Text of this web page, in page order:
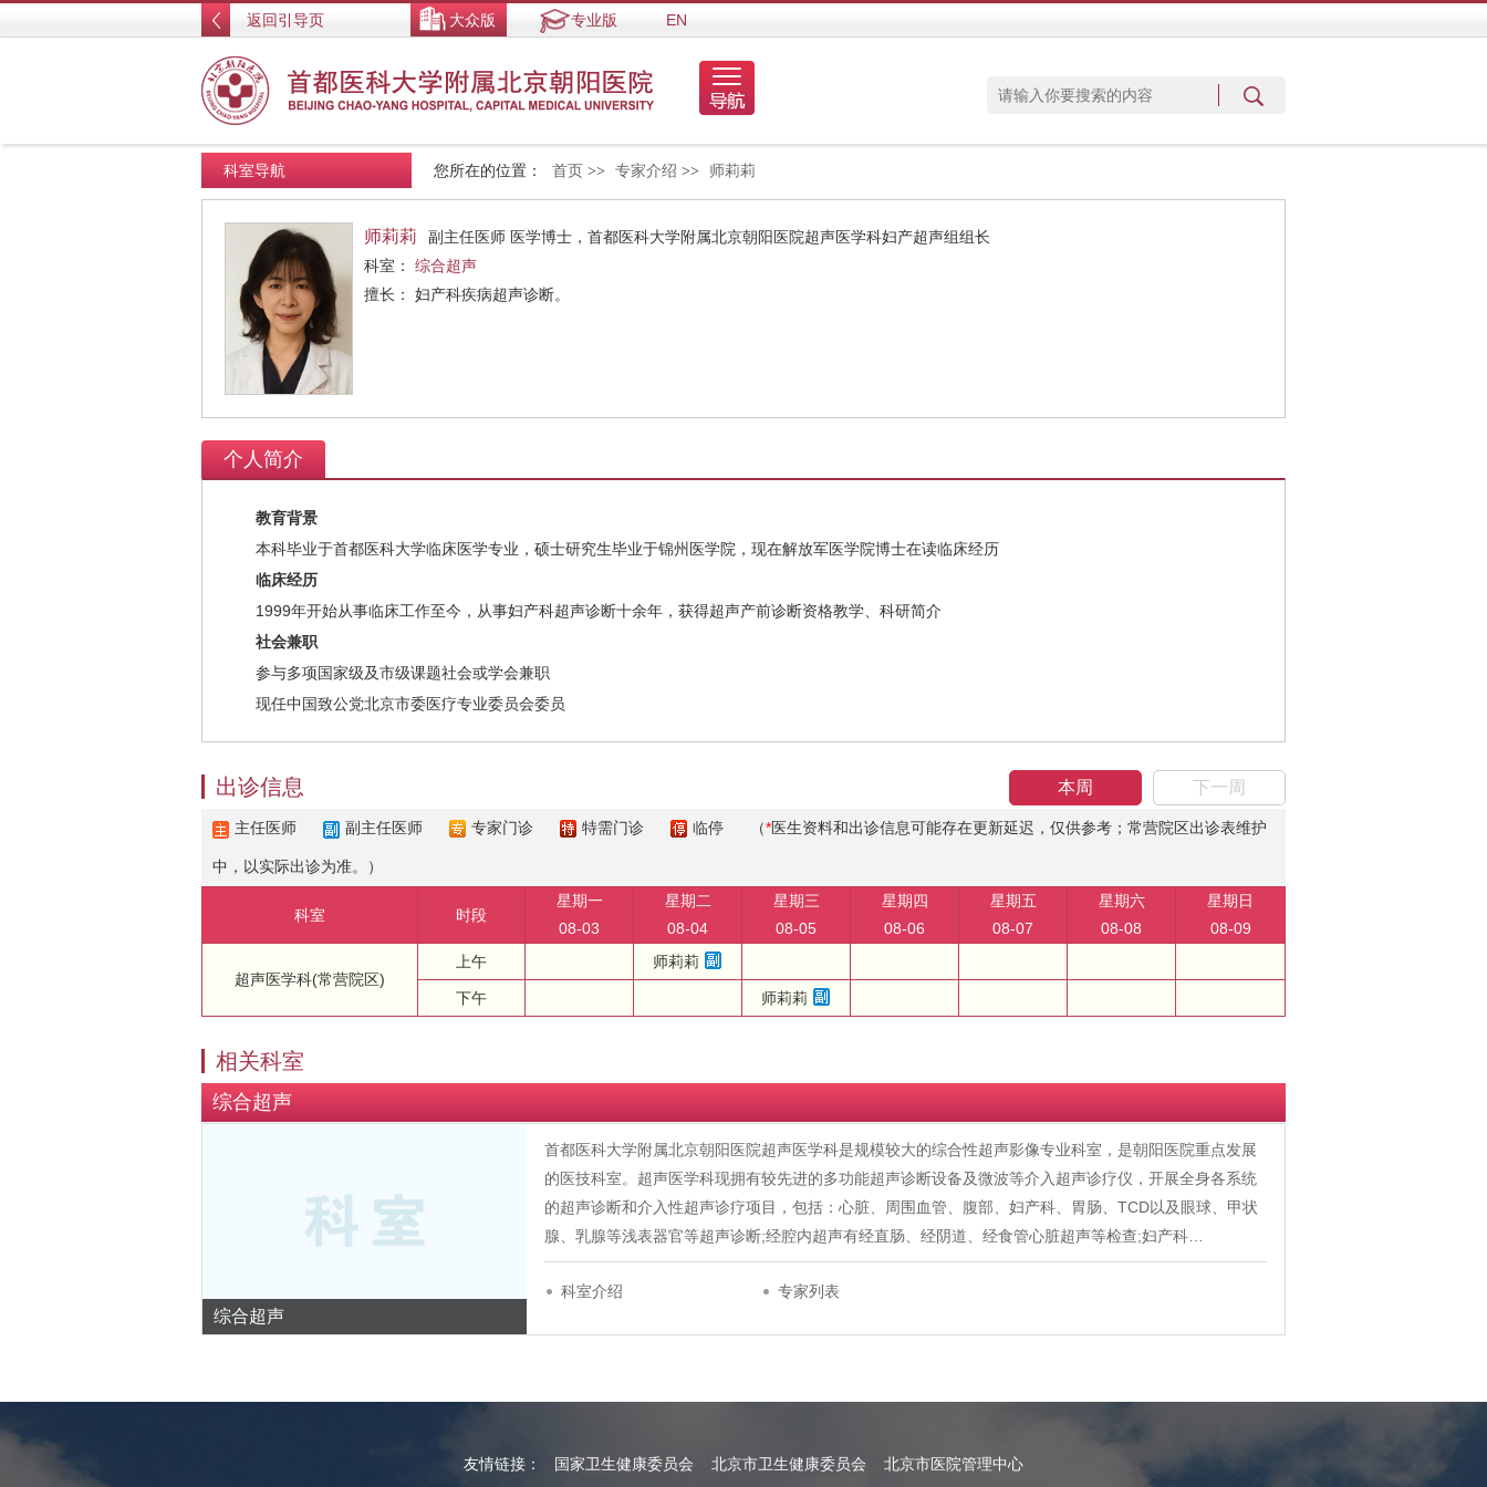
返回引导页 大众版 专业版 EN
您所在的位置： 首页 >> 专家介绍 >> 师莉莉
科室导航
师莉莉
副主任医师 医学博士，首都医科大学附属北京朝阳医院超声医学科妇产超声组组长
科室： 综合超声
擅长： 妇产科疾病超声诊断。
个人简介
教育背景
本科毕业于首都医科大学临床医学专业，硕士研究生毕业于锦州医学院，现在解放军医学院博士在读临床经历
临床经历
1999年开始从事临床工作至今，从事妇产科超声诊断十余年，获得超声产前诊断资格教学、科研简介
社会兼职
参与多项国家级及市级课题社会或学会兼职
现任中国致公党北京市委医疗专业委员会委员
本周 下一周
出诊信息
主任医师 副主任医师 专家门诊 特需门诊 临停 （*医生资料和出诊信息可能存在更新延迟，仅供参考；常营院区出诊表维护
中，以实际出诊为准。）
科室 时段
星期一
08-03
星期二
08-04
星期三
08-05
星期四
08-06
星期五
08-07
星期六
08-08
星期日
08-09
超声医学科(常营院区)
上午 师莉莉
下午 师莉莉
相关科室
综合超声
综合超声
首都医科大学附属北京朝阳医院超声医学科是规模较大的综合性超声影像专业科室，是朝阳医院重点发展
的医技科室。超声医学科现拥有较先进的多功能超声诊断设备及微波等介入超声诊疗仪，开展全身各系统
的超声诊断和介入性超声诊疗项目，包括：心脏、周围血管、腹部、妇产科、胃肠、TCD以及眼球、甲状
腺、乳腺等浅表器官等超声诊断;经腔内超声有经直肠、经阴道、经食管心脏超声等检查;妇产科…
科室介绍 专家列表
友情链接： 国家卫生健康委员会 北京市卫生健康委员会 北京市医院管理中心